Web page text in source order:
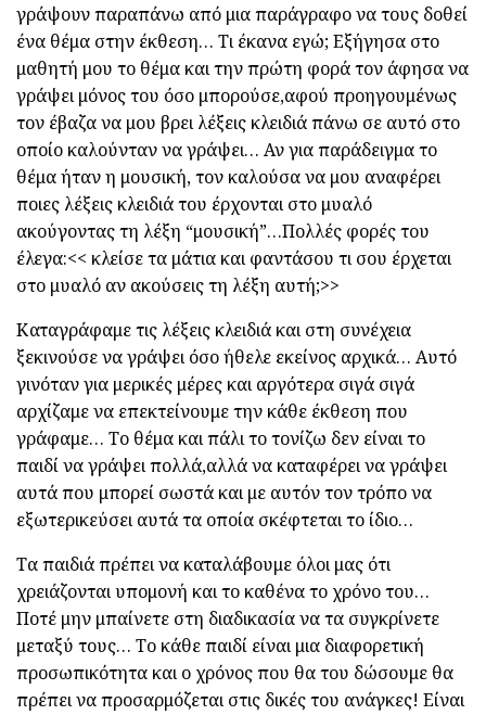
γράψουν παραπάνω από μια παράγραφο να τους δοθεί
ένα θέμα στην έκθεση… Τι έκανα εγώ; Εξήγησα στο
μαθητή μου το θέμα και την πρώτη φορά τον άφησα να
γράψει μόνος του όσο μπορούσε,αφού προηγουμένως
τον έβαζα να μου βρει λέξεις κλειδιά πάνω σε αυτό στο
οποίο καλούνταν να γράψει… Αν για παράδειγμα το
θέμα ήταν η μουσική, τον καλούσα να μου αναφέρει
ποιες λέξεις κλειδιά του έρχονται στο μυαλό
ακούγοντας τη λέξη “μουσική”…Πολλές φορές του
έλεγα:<< κλείσε τα μάτια και φαντάσου τι σου έρχεται
στο μυαλό αν ακούσεις τη λέξη αυτή;>>
Καταγράφαμε τις λέξεις κλειδιά και στη συνέχεια
ξεκινούσε να γράψει όσο ήθελε εκείνος αρχικά… Αυτό
γινόταν για μερικές μέρες και αργότερα σιγά σιγά
αρχίζαμε να επεκτείνουμε την κάθε έκθεση που
γράφαμε… Το θέμα και πάλι το τονίζω δεν είναι το
παιδί να γράψει πολλά,αλλά να καταφέρει να γράψει
αυτά που μπορεί σωστά και με αυτόν τον τρόπο να
εξωτερικεύσει αυτά τα οποία σκέφτεται το ίδιο…
Τα παιδιά πρέπει να καταλάβουμε όλοι μας ότι
χρειάζονται υπομονή και το καθένα το χρόνο του…
Ποτέ μην μπαίνετε στη διαδικασία να τα συγκρίνετε
μεταξύ τους… Το κάθε παιδί είναι μια διαφορετική
προσωπικότητα και ο χρόνος που θα του δώσουμε θα
πρέπει να προσαρμόζεται στις δικές του ανάγκες! Είναι